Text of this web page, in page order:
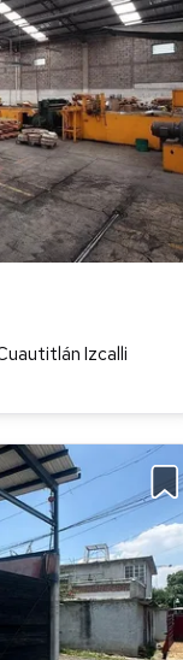
Izcalli